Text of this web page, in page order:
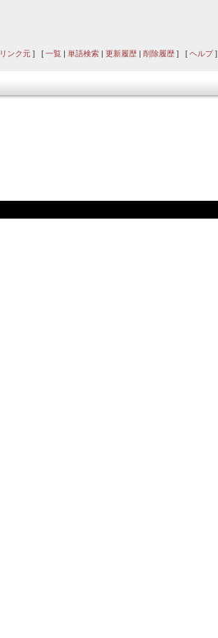
リンク元 ] [ 一覧 | 単語検索 | 更新履歴 | 削除履歴 ] [ ヘルプ]